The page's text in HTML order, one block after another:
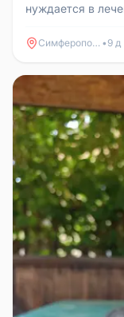
нуждается в
Симферополь • 9 д